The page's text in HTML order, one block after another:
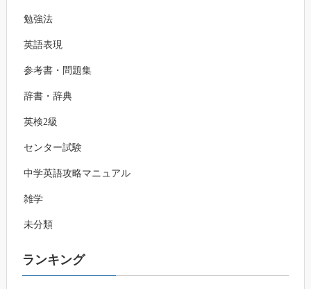
勉強法
英語表現
参考書・問題集
辞書・辞典
英検2級
センター試験
中学英語攻略マニュアル
雑学
未分類
ランキング